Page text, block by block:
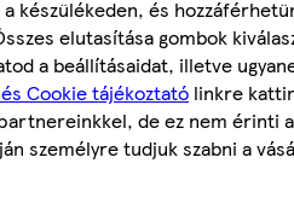
készülékeden, és
elutasítása gombok
a beállításaidat, illetve
Cookie tájékoztató linkre
de ez nem érinti
személyre tudjuk szabni a